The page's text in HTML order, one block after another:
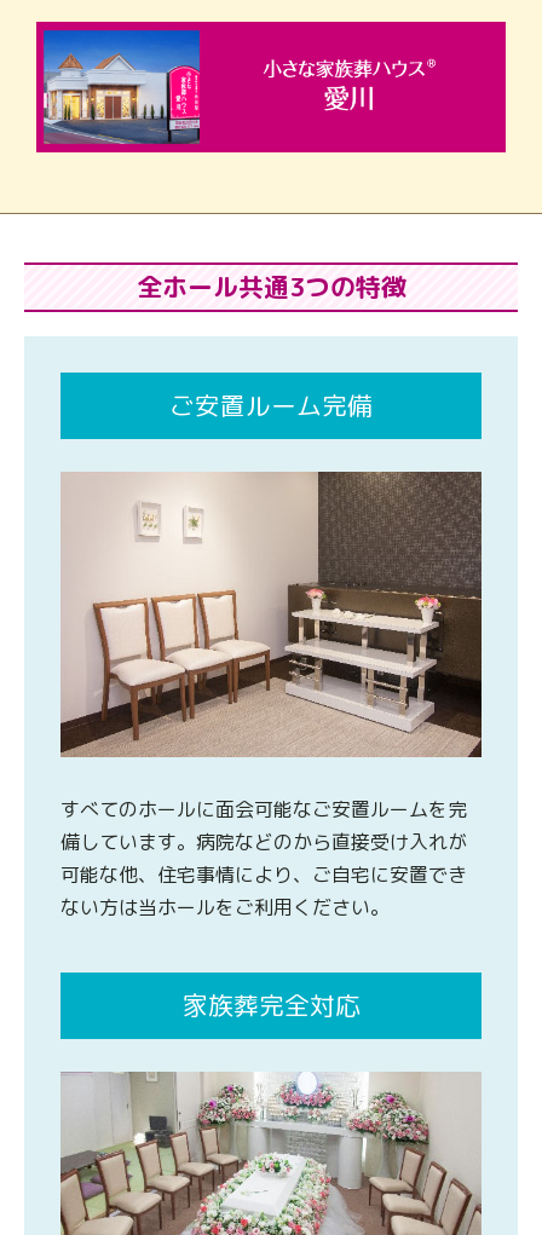
全ホール共通3つの特徴
ご安置ルーム完備
すべてのホールに面会可能なご安置ルームを完
備しています。病院などのから直接受け入れが
可能な他、住宅事情により、ご自宅に安置でき
ない方は当ホールをご利用ください。
家族葬完全対応